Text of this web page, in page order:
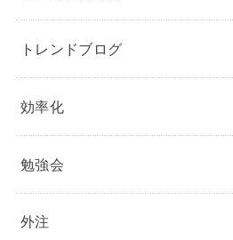
トレンドブログ
効率化
勉強会
外注